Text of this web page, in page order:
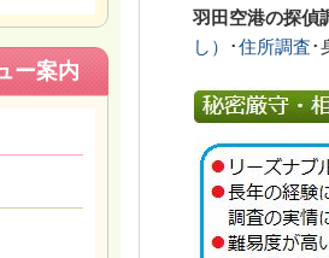
羽田空港の探偵
し）
･住所調査･
ー案内